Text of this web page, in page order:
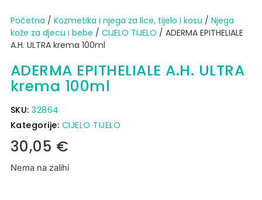
Početna / Kozmetika i njega za lice, tijelo i kosu / Njega
kože za djecu i bebe / CIJELO TIJELO / ADERMA EPITHELIALE
A.H. ULTRA krema 100ml
ADERMA EPITHELIALE A.H. ULTRA
krema 100ml
SKU:32864
Kategorije: CIJELO TIJELO
30,05 €
Nema na zalihi